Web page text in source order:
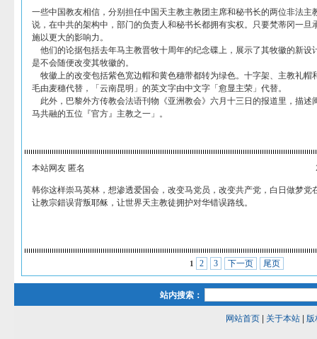
一些中国教友相信，分别担任中国天主教主教团主席和秘书长的两位非法主
说，在中共的架构中，部门的负责人和秘书长都拥有实权。只要梵蒂冈一旦
施以更大的影响力。
他们的论据包括去年马主教晋牧十周年的纪念碟上，展示了其牧徽的新设
是不会随便改变其牧徽的。
牧徽上的改变包括紫色宽边帽和黄色穗带都转为绿色。十字架、主教礼帽
毛由麦穗代替，「云南昆明」的英文字由中文字「愈显主荣」代替。
此外，巴黎外方传教会法语刊物《亚洲教会》六月十三日的报道里，描述
马共融的五位『官方』主教之一」。
本站网友 匿名
韩你这样崇马英林，想渗透爱国会，改变马党员，改变共产党，白日做梦党
让教宗錯误背叛耶稣，让世界天主教徒拥护对华错误路线。
1 2 3 下一页 尾页
站内搜索：
网站首页| 关于本站| 版